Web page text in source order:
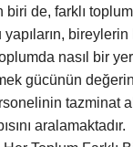
de, farklı
bireylerin
nasıl bir
gücünün
tazminat
aralamaktadır.